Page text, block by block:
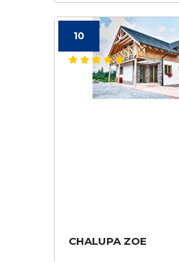
10
CHALUPA ZOE